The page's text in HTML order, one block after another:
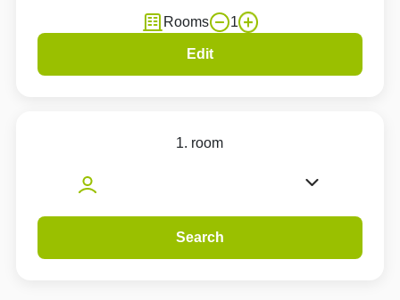
Rooms 1
Edit
1. room
Search